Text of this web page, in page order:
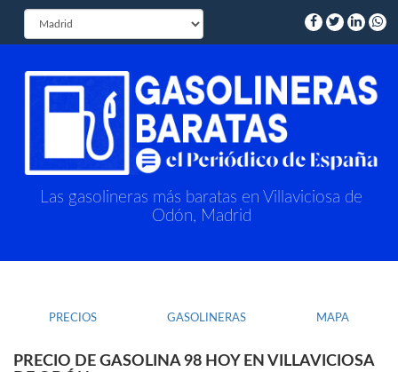
Las gasolineras más baratas en Villaviciosa de
Odón, Madrid
PRECIOS GASOLINERAS MAPA
PRECIO DE GASOLINA 98 HOY EN VILLAVICIOSA